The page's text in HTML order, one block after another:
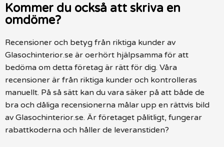
Kommer du också att skriva en
omdöme?
Recensioner och betyg från riktiga kunder av
Glasochinterior.se är oerhört hjälpsamma för att
bedöma om detta företag är rätt för dig. Våra
recensioner är från riktiga kunder och kontrolleras
manuellt. På så sätt kan du vara säker på att både de
bra och dåliga recensionerna målar upp en rättvis bild
av Glasochinterior.se. Är företaget pålitligt, fungerar
rabattkoderna och håller de leveranstiden?